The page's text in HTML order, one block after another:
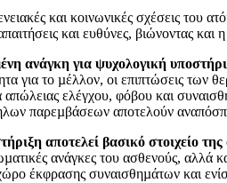
και κοινωνικές σχέσεις
και ευθύνες, βιώνοντας
ανάγκη για ψυχολογική
για το µέλλον, οι επιπτώσεις
ελέγχου, φόβου και
παρεµβάσεων αποτελούν
αποτελεί βασικό στοιχείο
ανάγκες του ασθενούς, αλλά
έκφρασης συναισθηµάτων και